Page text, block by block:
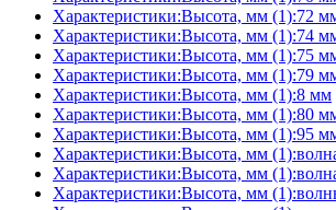
Характеристики:Высота, мм (1):72
Характеристики:Высота, мм (1):74
Характеристики:Высота, мм (1):75
Характеристики:Высота, мм (1):79
Характеристики:Высота, мм (1):8 мм
Характеристики:Высота, мм (1):80
Характеристики:Высота, мм (1):95
Характеристики:Высота, мм
Характеристики:Высота, мм
Характеристики:Высота, мм